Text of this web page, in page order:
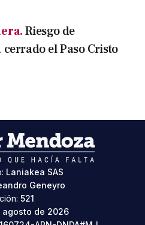
Riesgo de
el Paso Cristo
Laniakea SAS
Geneyro
521
agosto de 2026